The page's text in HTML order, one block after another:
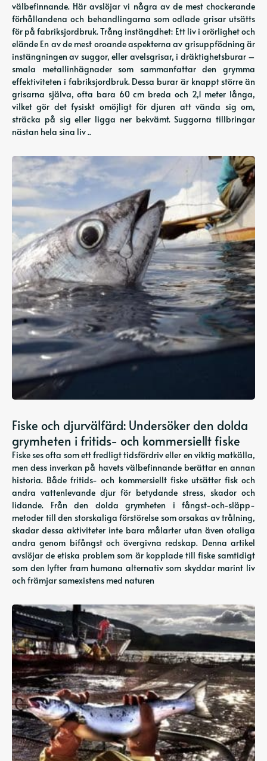
välbefinnande. Här avslöjar vi några av de mest chockerande
förhållandena och behandlingarna som odlade grisar utsätts
för på fabriksjordbruk. Trång instängdhet: Ett liv i orörlighet och
elände En av de mest oroande aspekterna av grisuppfödning är
instängningen av suggor, eller avelsgrisar, i dräktighetsburar –
smala metallinhägnader som sammanfattar den grymma
effektiviteten i fabriksjordbruk. Dessa burar är knappt större än
grisarna själva, ofta bara 60 cm breda och 2,1 meter långa,
vilket gör det fysiskt omöjligt för djuren att vända sig om,
sträcka på sig eller ligga ner bekvämt. Suggorna tillbringar
nästan hela sina liv ..
Fiske och djurvälfärd: Undersöker den dolda
grymheten i fritids- och kommersiellt fiske
Fiske ses ofta som ett fredligt tidsfördriv eller en viktig matkälla,
men dess inverkan på havets välbefinnande berättar en annan
historia. Både fritids- och kommersiellt fiske utsätter fisk och
andra vattenlevande djur för betydande stress, skador och
lidande. Från den dolda grymheten i fångst-och-släpp-
metoder till den storskaliga förstörelse som orsakas av trålning,
skadar dessa aktiviteter inte bara målarter utan även otaliga
andra genom bifångst och övergivna redskap. Denna artikel
avslöjar de etiska problem som är kopplade till fiske samtidigt
som den lyfter fram humana alternativ som skyddar marint liv
och främjar samexistens med naturen